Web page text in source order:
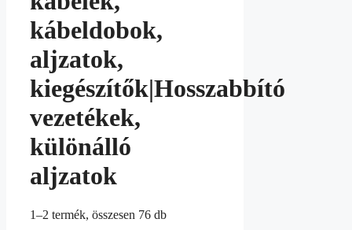
kábeldobok,
aljzatok,
kiegészítők|Hosszabbító
vezetékek,
különálló
aljzatok
1–2 termék, összesen 76 db